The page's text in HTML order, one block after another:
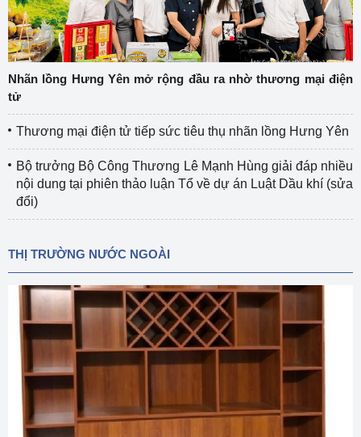
Nhãn lồng Hưng Yên mở rộng đầu ra nhờ thương mại điện
tử
Thương mại điện tử tiếp sức tiêu thụ nhãn lồng Hưng Yên
Bộ trưởng Bộ Công Thương Lê Mạnh Hùng giải đáp nhiều
nội dung tại phiên thảo luận Tổ về dự án Luật Dầu khí (sửa
đổi)
THỊ TRƯỜNG NƯỚC NGOÀI